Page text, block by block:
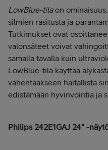
LowBlue-tilaon
silmien rasitusta ja
Tutkimukset ovat
valonsäteet voivat
samalla tavalla kuin
LowBlue-tila käyttää
vähentääkseen haitallista
edistämään hyvinvointia ja
Philips 242E1GAJ 24" -